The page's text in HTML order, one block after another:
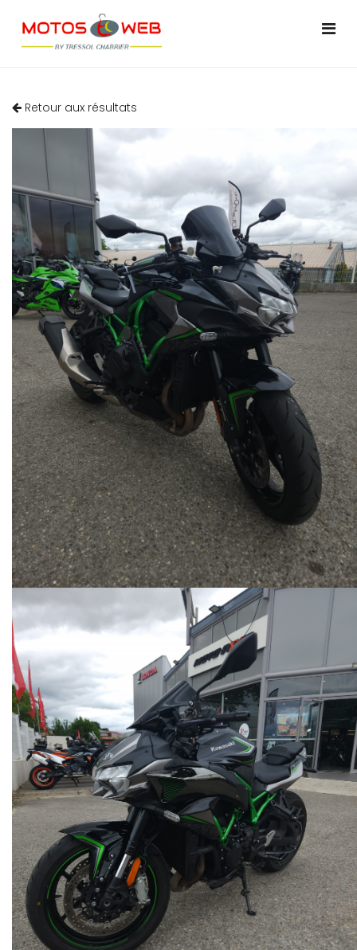
Retour aux résultats